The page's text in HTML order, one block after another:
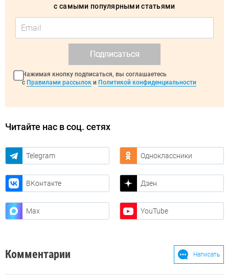
с самыми популярными статьями
Подписаться
Нажимая кнопку подписаться, вы соглашаетесь
с Правилами рассылок и Политикой конфиденциальности
Читайте нас в соц. сетях
Telegram Одноклассники
ВКонтакте Дзен
Max YouTube
Комментарии Написать